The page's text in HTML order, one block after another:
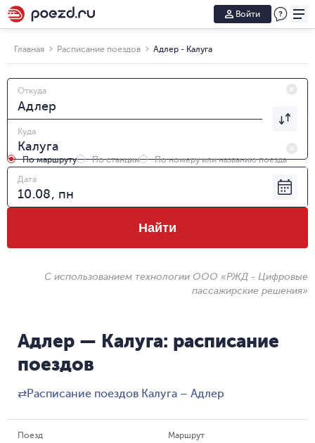
Войти
Главная Расписание поездов Адлер - Калуга
Откуда
Куда
По маршруту По станции
По номеру или названию поезда
Дата
Найти
С использованием технологии ООО «РЖД - Цифровые
пассажирские решения»
Адлер — Калуга: расписание
поездов
⇄Расписание поездов Калуга – Адлер
Поезд Маршрут